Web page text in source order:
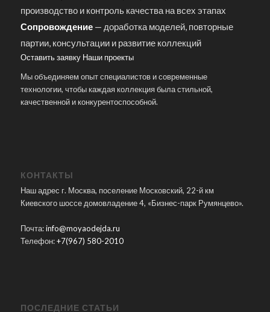
производство и контроль качества на всех этапах
Сопровождение— доработка моделей, повторные
партии, консультации и развитие коллекций
Оставить заявку Наши проекты
Мы объединяем опыт специалистов и современные
технологии, чтобы каждая коллекция была стильной,
качественной и конкурентоспособной.
КОНТАКТЫ
Наш адрес г. Москва, поселение Московский, 22-й км
Киевского шоссе домовладение 4, «Бизнес-парк Румянцево».
Почта:info@moyaodejda.ru
Телефон:+7(967) 580-2010
ПОСЛЕДНИЕ СТАТЬИ